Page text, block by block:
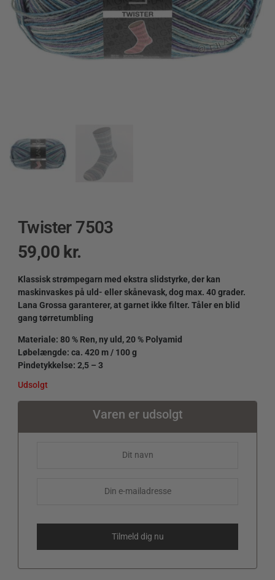
Twister 7503
59,00 kr.
Klassisk strømpegarn med ekstra slidstyrke, der kan
maskinvaskes på uld- eller skånevask, dog max. 40 grader.
Lana Grossa garanterer, at garnet ikke filter. Tåler en blid
gang tørretumbling
Materiale: 80 % Ren, ny uld, 20 % Polyamid
Løbelængde: ca. 420 m / 100 g
Pindetykkelse: 2,5 – 3
Udsolgt
Varen er udsolgt